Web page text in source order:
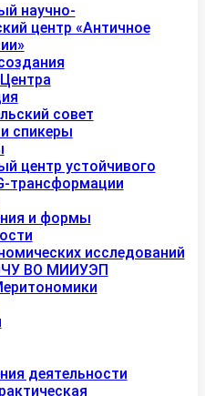
научно-
центр «Античное
совет
спикеры
центр устойчивого
трансформации
и формы
исследований
ВО МИИУЭП
деятельности